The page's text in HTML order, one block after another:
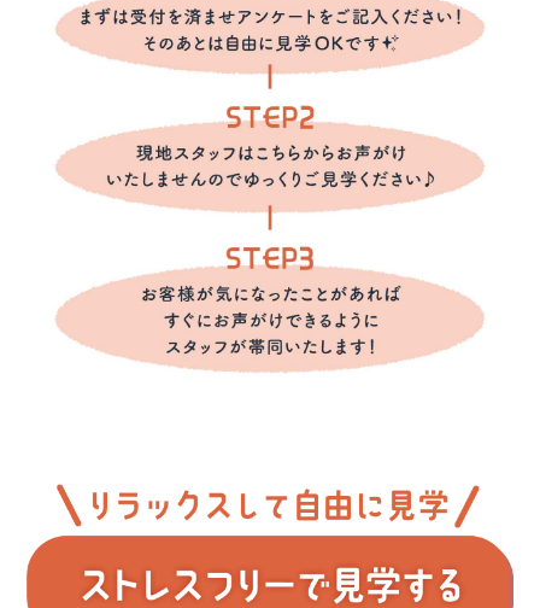
■問１.アート建工グループのホームページはご覧に
なりましたか?(複数回答可)